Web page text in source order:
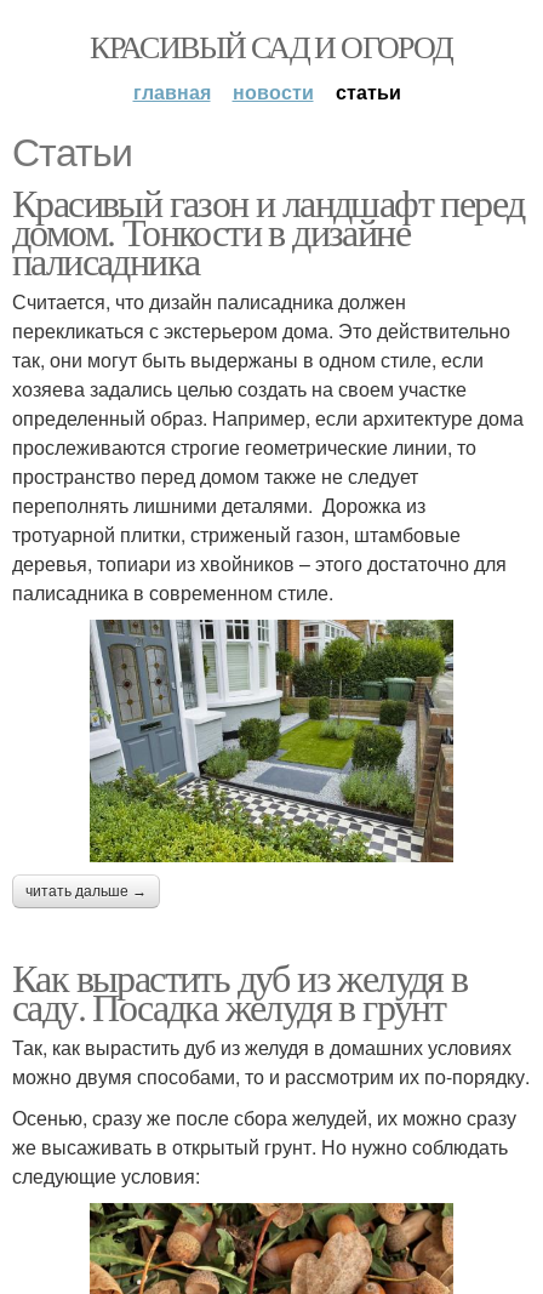
КРАСИВЫЙ САД И ОГОРОД
главная новости статьи
Статьи
Красивый газон и ландшафт перед
домом. Тонкости в дизайне
палисадника
Считается, что дизайн палисадника должен
перекликаться с экстерьером дома. Это действительно
так, они могут быть выдержаны в одном стиле, если
хозяева задались целью создать на своем участке
определенный образ. Например, если архитектуре дома
прослеживаются строгие геометрические линии, то
пространство перед домом также не следует
переполнять лишними деталями. Дорожка из
тротуарной плитки, стриженый газон, штамбовые
деревья, топиари из хвойников – этого достаточно для
палисадника в современном стиле.
читать дальше →
Как вырастить дуб из желудя в
саду. Посадка желудя в грунт
Так, как вырастить дуб из желудя в домашних условиях
можно двумя способами, то и рассмотрим их по-порядку.
Осенью, сразу же после сбора желудей, их можно сразу
же высаживать в открытый грунт. Но нужно соблюдать
следующие условия: